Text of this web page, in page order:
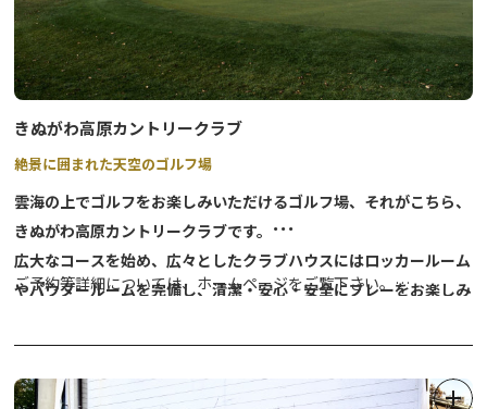
平坦な道を歩き、小田代原に佇む一本のシラカンバ「貴婦人」を目
指すツアーです。
●金精の森
山々に囲まれた最高の展望を楽しめるコースで、適度なアップダウ
ンがあるので初心者から経験者まで楽しめるツアーです。
●おとぎの森
他に歩く人がいない、静かで幻想的な林の中を歩くツアーです。
●刈込湖
冬にしか行くことができない幻の湖「蓼ノ湖」を越えて刈込湖を目
●初めての冬山
参加者の6割を占める人気のコースで、アップダウンの先に冬山の
きぬがわ高原カントリークラブ
絶景に囲まれた天空のゴルフ場
雲海の上でゴルフをお楽しみいただけるゴルフ場、それがこちら、
きぬがわ高原カントリークラブです。
広大なコースを始め、広々としたクラブハウスにはロッカールーム
やパウダールームを完備し、清潔・安心・安全にプレーをお楽しみ
関東では希少な、わんちゃんと一緒に乗用カートに乗ってラウンド
ができるゴルフ場です！
ご予約等詳細については、ホームページをご覧下さい。